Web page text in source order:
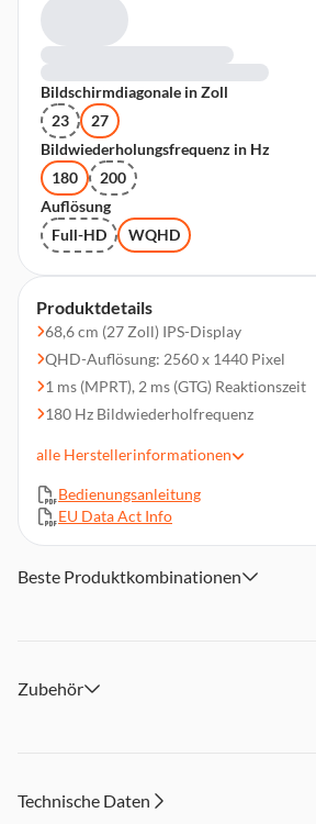
Produktdetails
68,6 cm (27 Zoll) IPS-Display
QHD-Auflösung: 2560 x 1440 Pixel
1 ms (MPRT), 2 ms (GTG) Reaktionszeit
180 Hz Bildwiederholfrequenz
Lieferumfang: Arozzi Nova, VESA-
m), Netzteil, Benutzerhandbuch
alle Herstellerinformationen
Bedienungsanleitung
EU Data Act Info
Bildschirmdiagonale in Zoll
23
27
Bildwiederholungsfrequenz in Hz
180
200
Auflösung
Full-HD
WQHD
Beste Produktkombinationen
Zubehör
Technische Daten